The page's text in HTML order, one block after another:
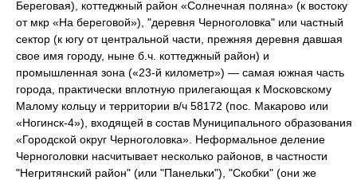
Береговая), коттеджный район «Солнечная поляна» (к востоку
от мкр «На береговой»), "деревня Черноголовка" или частный
сектор (к югу от центральной части, прежняя деревня давшая
свое имя городу, ныне б.ч. коттеджный район) и
промышленная зона («23-й километр») — самая южная часть
города, практически вплотную прилегающая к Московскому
Малому кольцу и территории в/ч 58172 (пос. Макарово или
«Ногинск-4»), входящей в состав Муниципального образования
«Городской округ Черноголовка». Неформальное деление
Черноголовки насчитывает несколько районов, в частности
"Негритянский район" (или "Панельки"), "Скобки" (они же